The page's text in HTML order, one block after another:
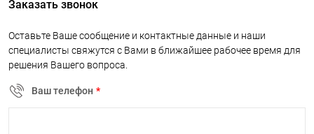
Заказать звонок
Оставьте Ваше сообщение и контактные данные и наши
специалисты свяжутся с Вами в ближайшее рабочее время для
решения Вашего вопроса.
Ваш телефон *